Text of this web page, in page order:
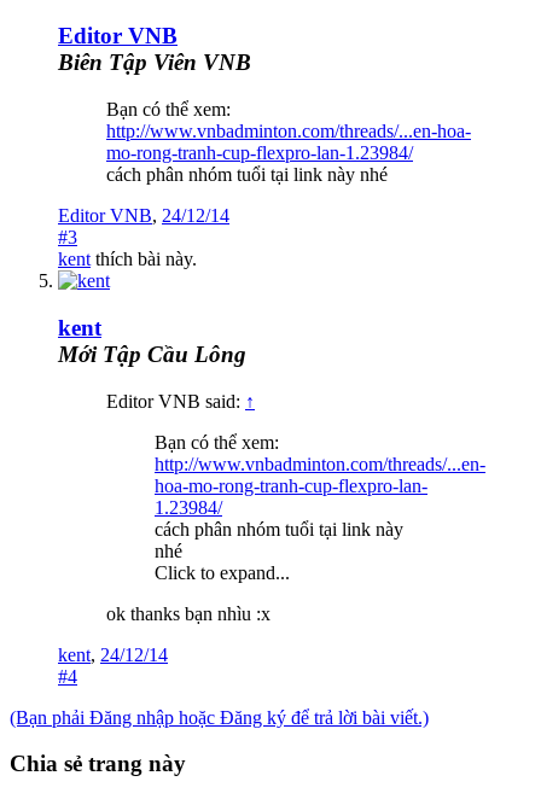
Editor VNB
Biên Tập Viên VNB
Bạn có thể xem:
http://www.vnbadminton.com/threads/...en-hoa-
mo-rong-tranh-cup-flexpro-lan-1.23984/
cách phân nhóm tuổi tại link này nhé
Editor VNB, 24/12/14
#3
kent thích bài này.
kent
Mới Tập Cầu Lông
Editor VNB said: ↑
Bạn có thể xem:
http://www.vnbadminton.com/threads/...en-
hoa-mo-rong-tranh-cup-flexpro-lan-
1.23984/
cách phân nhóm tuổi tại link này
nhé
Click to expand...
ok thanks bạn nhìu :x
kent, 24/12/14
#4
(Bạn phải Đăng nhập hoặc Đăng ký để trả lời bài viết.)
Chia sẻ trang này